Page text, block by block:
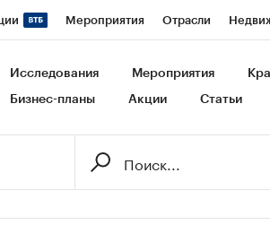
Мероприятия Отрасли
Франшизы Газета
Исследования Мероприятия
Бизнес-планы Акции Статьи